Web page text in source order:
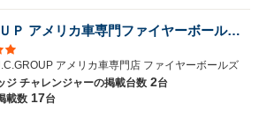
Ｔ．Ｕ．Ｃ．ＧＲＯＵＰ アメリカ車専門ファイヤーボールズ／（株）ファイヤー・ボールズ
アメリカ車専門店 ファイヤーボールズ
ジ チャレンジャーの掲載台数 2台
載数 17台